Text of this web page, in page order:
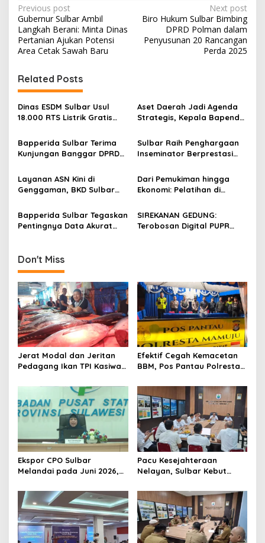
P
o
s
t
n
a
v
i
g
a
t
i
o
n
Previous post
Gubernur Sulbar Ambil
Langkah Berani: Minta Dinas
Pertanian Ajukan Potensi
Area Cetak Sawah Baru
Next post
Biro Hukum Sulbar Bimbing
DPRD Polman dalam
Penyusunan 20 Rancangan
Perda 2025
Related Posts
Dinas ESDM Sulbar Usul
18.000 RTS Listrik Gratis
Listrik Desa Tahun 2027
Aset Daerah Jadi Agenda
Strategis, Kepala Bapenda
dengan Sekprov
Bapperida Sulbar Terima
Kunjungan Banggar DPRD
Penyesuaian Anggaran
2026
Sulbar Raih Penghargaan
Inseminator Berprestasi
Nasional 2025
Layanan ASN Kini di
Genggaman, BKD Sulbar
Dari Pemukiman hingga
Ekonomi: Pelatihan di
Pemulihan Pascabencana
Secara Menyeluruh
Bapperida Sulbar Tegaskan
Pentingnya Data Akurat
SIREKANAN GEDUNG:
Terobosan Digital PUPR
Don't Miss
Jerat Modal dan Jeritan
Pedagang Ikan TPI Kasiwa
Melonjak
Efektif Cegah Kemacetan
BBM, Pos Pantau Polresta
SPBU Kali Mamuju
Ekspor CPO Sulbar
Melandai pada Juni 2026,
Justru Melonjak 149 Persen
Pacu Kesejahteraan
Nelayan, Sulbar Kebut
Merah Putih dan Bantuan
Kapal